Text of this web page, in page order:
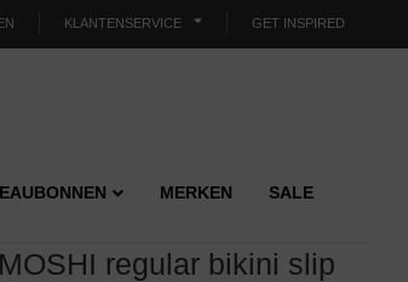
KLANTENSERVICE GET INSPIRED
MERKEN
SALE
regular bikini slip